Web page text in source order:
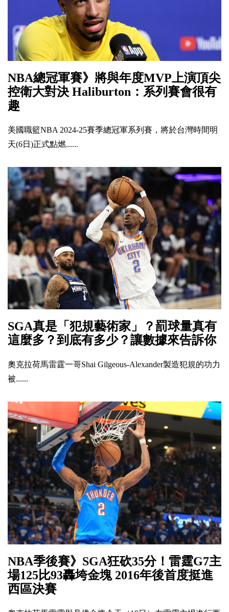
NBA總冠軍賽》將與年度MVP上演頂尖
控衛大對決 Haliburton：系列賽會很有
趣
美國職籃NBA 2024-25賽季總冠軍系列賽，將於台灣時間明
天(6日)正式點燃......
SGA真是「犯規藝術家」？罰球量真有
這麼多？到底有多少？讓數據來告訴你
奧克拉荷馬雷霆一哥Shai Gilgeous-Alexander製造犯規的功力
被......
NBA季後賽》SGA狂砍35分！雷霆G7主
場125比93轟垮金塊 2016年後首度挺進
西區決賽